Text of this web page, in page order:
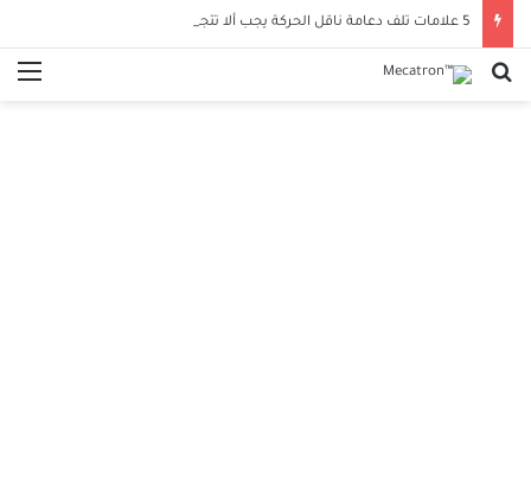
5 علامات تلف دعامة ناقل الحركة يجب ألا تتجاهلها لحماية سيارتك
بحث عن